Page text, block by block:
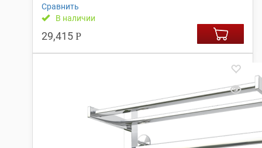
Сравнить
В наличии
29,415 Р